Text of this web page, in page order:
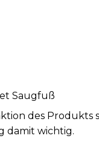
Saugfuß
des Produkts
damit wichtig.